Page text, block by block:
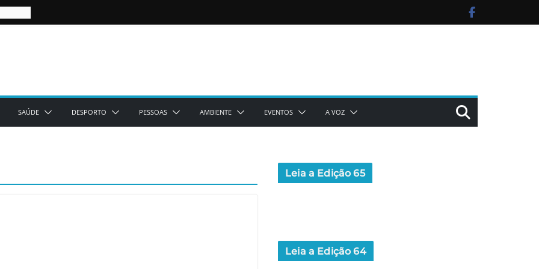
SAÚDE DESPORTO PESSOAS AMBIENTE EVENTOS A VOZ
Leia a Edição 65
Leia a Edição 64